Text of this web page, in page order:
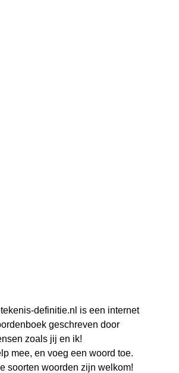
definitie.nl is een internet
geschreven door
zoals jij en ik!
mee, en voeg een woord toe.
soorten woorden zijn welkom!